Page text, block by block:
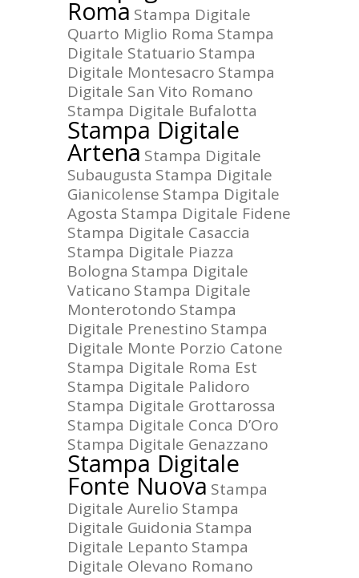
Roma Stampa Digitale
Quarto Miglio Roma Stampa
Digitale Statuario Stampa
Digitale Montesacro Stampa
Digitale San Vito Romano
Stampa Digitale Bufalotta
Stampa Digitale
Artena Stampa Digitale
Subaugusta Stampa Digitale
Gianicolense Stampa Digitale
Agosta Stampa Digitale Fidene
Stampa Digitale Casaccia
Stampa Digitale Piazza
Bologna Stampa Digitale
Vaticano Stampa Digitale
Monterotondo Stampa
Digitale Prenestino Stampa
Digitale Monte Porzio Catone
Stampa Digitale Roma Est
Stampa Digitale Palidoro
Stampa Digitale Grottarossa
Stampa Digitale Conca D’Oro
Stampa Digitale Genazzano
Stampa Digitale
Fonte Nuova Stampa
Digitale Aurelio Stampa
Digitale Guidonia Stampa
Digitale Lepanto Stampa
Digitale Olevano Romano